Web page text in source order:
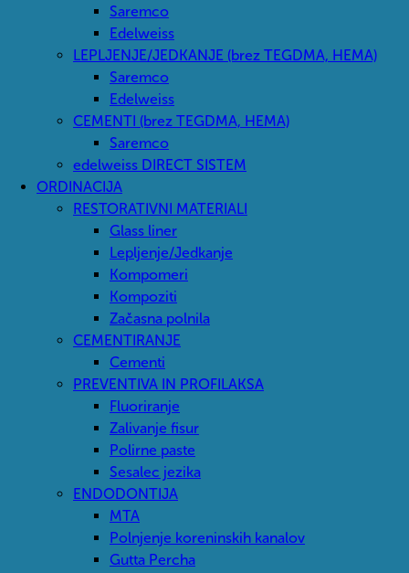
Saremco
Edelweiss
LEPLJENJE/JEDKANJE (brez TEGDMA, HEMA)
Saremco
Edelweiss
CEMENTI (brez TEGDMA, HEMA)
Saremco
edelweiss DIRECT SISTEM
ORDINACIJA
RESTORATIVNI MATERIALI
Glass liner
Lepljenje/Jedkanje
Kompomeri
Kompoziti
Začasna polnila
CEMENTIRANJE
Cementi
PREVENTIVA IN PROFILAKSA
Fluoriranje
Zalivanje fisur
Polirne paste
Sesalec jezika
ENDODONTIJA
MTA
Polnjenje koreninskih kanalov
Gutta Percha